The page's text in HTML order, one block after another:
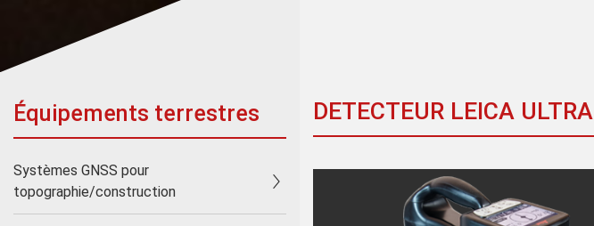
Équipements terrestres
Systèmes GNSS pour
topographie/construction
DETECTEUR LEICA ULTRA